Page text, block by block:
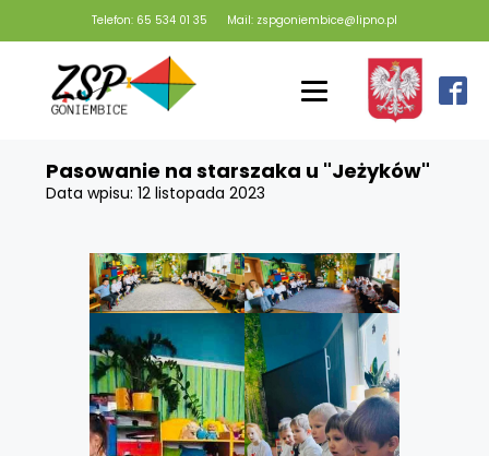
Telefon: 65 534 01 35 Mail: zspgoniembice@lipno.pl
Pasowanie na starszaka u "Jeżyków"
Data wpisu:12 listopada 2023